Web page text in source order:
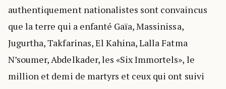
authentiquement nationalistes sont convaincus
que la terre qui a enfanté Gaïa, Massinissa,
Jugurtha, Takfarinas, El Kahina, Lalla Fatma
N’soumer, Abdelkader, les «Six Immortels», le
million et demi de martyrs et ceux qui ont suivi